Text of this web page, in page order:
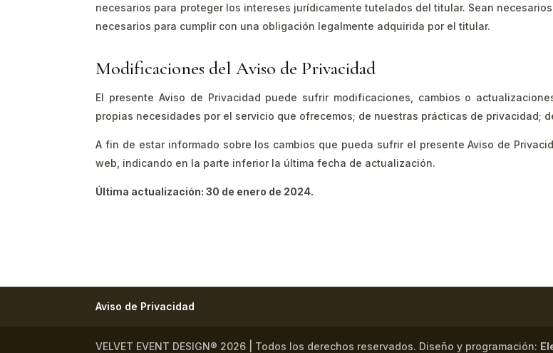
necesarios para proteger los intereses jurídicamente tutelados del titular. Sean
necesarios para cumplir con una obligación legalmente adquirida por el titular.
Modificaciones del Aviso de Privacidad
El presente Aviso de Privacidad puede sufrir modificaciones, cambios o
propias necesidades por el servicio que ofrecemos; de nuestras prácticas de privacidad;
A fin de estar informado sobre los cambios que pueda sufrir el presente Aviso de
web, indicando en la parte inferior la última fecha de actualización.
Última actualización: 30 de enero de 2024.
Aviso de Privacidad
VELVET EVENT DESIGN® 2026 | Todos los derechos reservados. Diseño y programación: